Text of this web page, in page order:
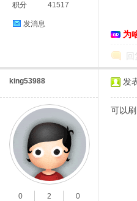
积分 41517
发消息
为
回
king53988
0
2
0
发
可以